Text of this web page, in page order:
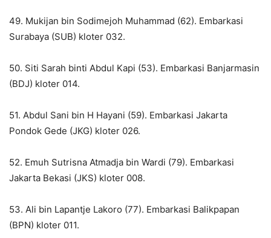
49. Mukijan bin Sodimejoh Muhammad (62). Embarkasi
Surabaya (SUB) kloter 032.
50. Siti Sarah binti Abdul Kapi (53). Embarkasi Banjarmasin
(BDJ) kloter 014.
51. Abdul Sani bin H Hayani (59). Embarkasi Jakarta
Pondok Gede (JKG) kloter 026.
52. Emuh Sutrisna Atmadja bin Wardi (79). Embarkasi
Jakarta Bekasi (JKS) kloter 008.
53. Ali bin Lapantje Lakoro (77). Embarkasi Balikpapan
(BPN) kloter 011.